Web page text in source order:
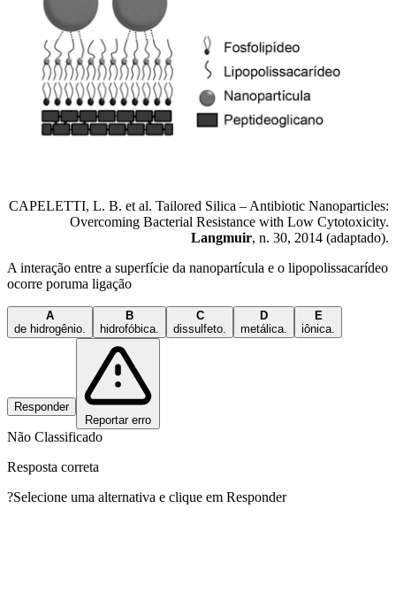
CAPELETTI, L. B. et al. Tailored Silica – Antibiotic Nanoparticles:
Overcoming Bacterial Resistance with Low Cytotoxicity.
Langmuir, n. 30, 2014 (adaptado).
A interação entre a superfície da nanopartícula e o lipopolissacarídeo
ocorre poruma ligação
A
de hidrogênio.
B
hidrofóbica.
C
dissulfeto.
D
metálica.
E
iônica.
Responder
Reportar erro
Não Classificado
Resposta correta
?Selecione uma alternativa e clique em Responder